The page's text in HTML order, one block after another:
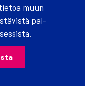
muun
pal­